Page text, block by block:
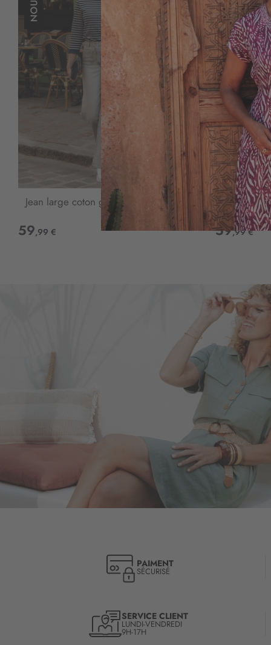
Jean large coton gris
59,99 €
Jean
59,99 €
PAIMENT
SÉCURISÉ
SERVICE CLIENT
LUNDI-VENDREDI
9H-17H